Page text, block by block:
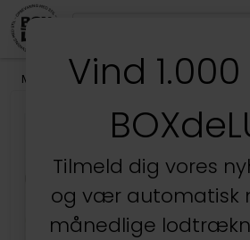
Mærker Como Design
Kun hos BOXdeLUX
Vind
Tilmeld dig vores
og vær automatisk
månedlige